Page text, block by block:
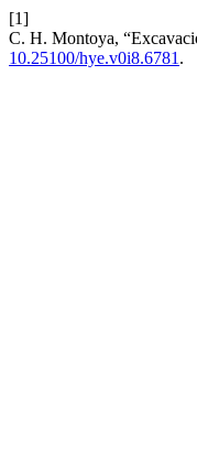
[1]
C. H. Montoya,
10.25100/hye.v0i8.6781 .